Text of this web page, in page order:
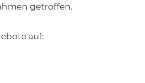
getroffen.
auf: